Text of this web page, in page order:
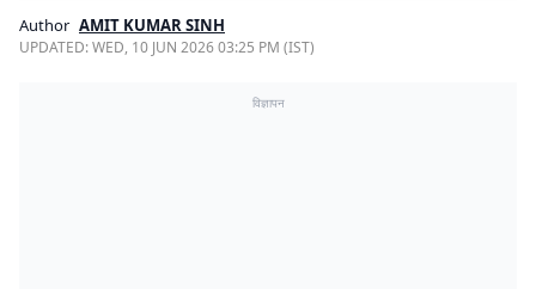
Author AMIT KUMAR SINH
UPDATED:WED, 10 JUN 2026 03:25 PM (IST)
विज्ञापन